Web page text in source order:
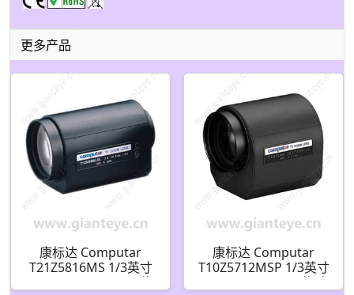
更多产品
康标达 Computar
T21Z5816MS 1/3英寸
5.8-121mm F1.8 21倍
康标达 Computar
T10Z5712MSP 1/3英寸
5.7-57mm F1.2 10倍 电